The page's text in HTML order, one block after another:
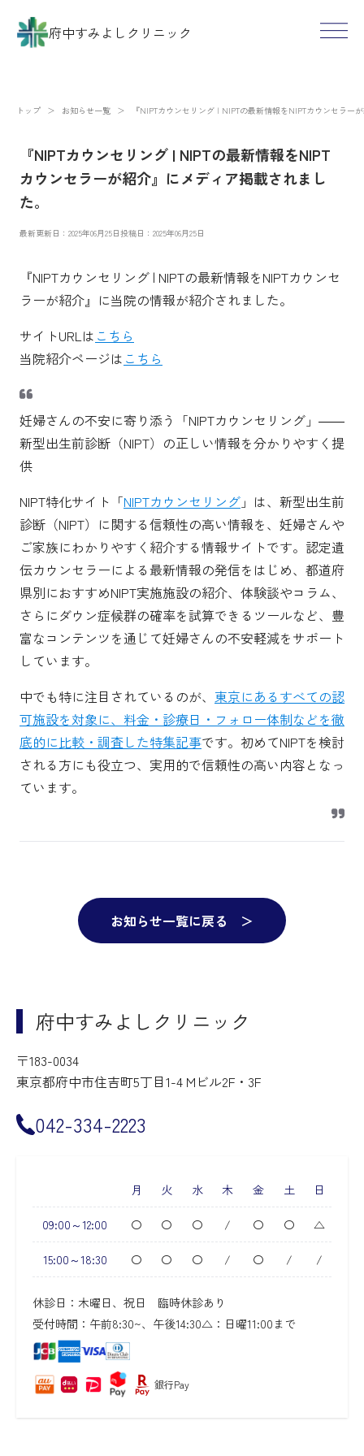
府中すみよしクリニック
トップ ＞ お知らせ一覧 ＞ 『NIPTカウンセリング | NIPTの最新情報をNIPTカウンセラー
『NIPTカウンセリング | NIPTの最新情報をNIPT
カウンセラーが紹介』にメディア掲載されまし
た。
最新更新日：2025年06月25日投稿日：2025年06月25日
『NIPTカウンセリング | NIPTの最新情報をNIPTカウンセ
ラーが紹介』に当院の情報が紹介されました。
サイトURLは こちら
当院紹介ページは こちら
妊婦さんの不安に寄り添う「NIPTカウンセリング」――
新型出生前診断（NIPT）の正しい情報を分かりやすく提
供
NIPT特化サイト「NIPTカウンセリング 」は、新型出生前
診断（NIPT）に関する信頼性の高い情報を、妊婦さんや
ご家族にわかりやすく紹介する情報サイトです。認定遺
伝カウンセラーによる最新情報の発信をはじめ、都道府
県別におすすめNIPT実施施設の紹介、体験談やコラム、
さらにダウン症候群の確率を試算できるツールなど、豊
富なコンテンツを通じて妊婦さんの不安軽減をサポート
しています。
中でも特に注目されているのが、 東京にあるすべての認
可施設を対象に、料金・診療日・フォロー体制などを徹
底的に比較・調査した特集記事です。初めてNIPTを検討
される方にも役立つ、実用的で信頼性の高い内容となっ
ています。
お知らせ一覧に戻る ＞
府中すみよしクリニック
〒183-0034
東京都府中市住吉町5丁目1-4 Mビル2F・3F
042-334-2223
月 火 水 木 金 土 日
09:00～12:00 〇 〇 〇 / 〇 〇 △
15:00～18:30 〇 〇 〇 / 〇 / /
休診日：木曜日、祝日 臨時休診あり
受付時間：午前8:30~、午後14:30△：日曜11:00まで
銀行Pay